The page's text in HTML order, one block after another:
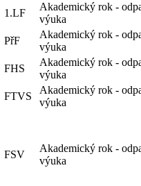
1.LF
Akademický rok -
výuka
PřF
Akademický rok -
výuka
FHS
Akademický rok -
výuka
FTVS
Akademický rok -
výuka
FSV
Akademický rok -
výuka